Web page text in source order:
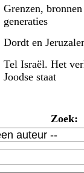
Grenzen, bronnen
generaties
Dordt en
Tel Israël. Het
Joodse staat
Zoek: